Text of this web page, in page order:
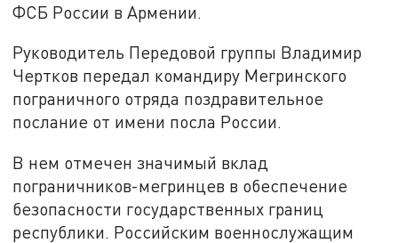
ФСБ России в Армении.
Руководитель Передовой группы Владимир
Чертков передал командиру Мегринского
пограничного отряда поздравительное
послание от имени посла России.
В нем отмечен значимый вклад
пограничников-мегринцев в обеспечение
безопасности государственных границ
республики. Российским военнослужащим